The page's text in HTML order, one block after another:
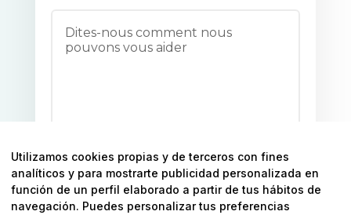
ENVOYER
Utilizamos cookies propias y de terceros con fines
analíticos y para mostrarte publicidad personalizada en
función de un perfil elaborado a partir de tus hábitos de
navegación. Puedes personalizar tus preferencias